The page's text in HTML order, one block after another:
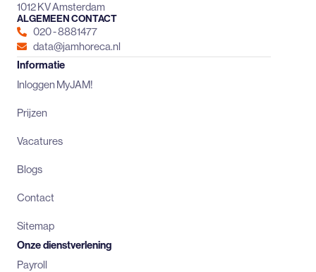
1012 KV Amsterdam
ALGEMEEN CONTACT
020 - 8881477
data@jamhoreca.nl
Informatie
Inloggen MyJAM!
Prijzen
Vacatures
Blogs
Contact
Sitemap
Onze dienstverlening
Payroll